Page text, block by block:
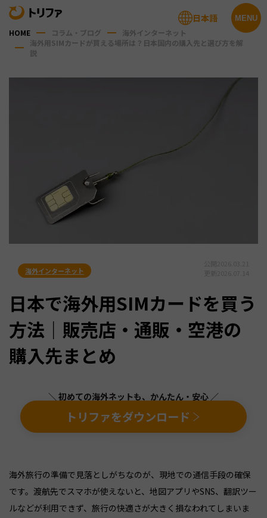
MENU
日本語
HOME コラム・ブログ
海外インターネット
海外用SIMカードが買える場所は？日本国内の購入先と選び方を解
説
海外インターネット
日本で海外用SIMカードを買う
方法｜販売店・通販・空港の
購入先まとめ
＼ 初めての海外ネットも、かんたん・安心 ／
トリファをダウンロード
海外旅行の準備で見落としがちなのが、現地での通信手段の確保
です。渡航先でスマホが使えないと、地図アプリやSNS、翻訳ツー
ルなどが利用できず、旅行の快適さが大きく損なわれてしまいま